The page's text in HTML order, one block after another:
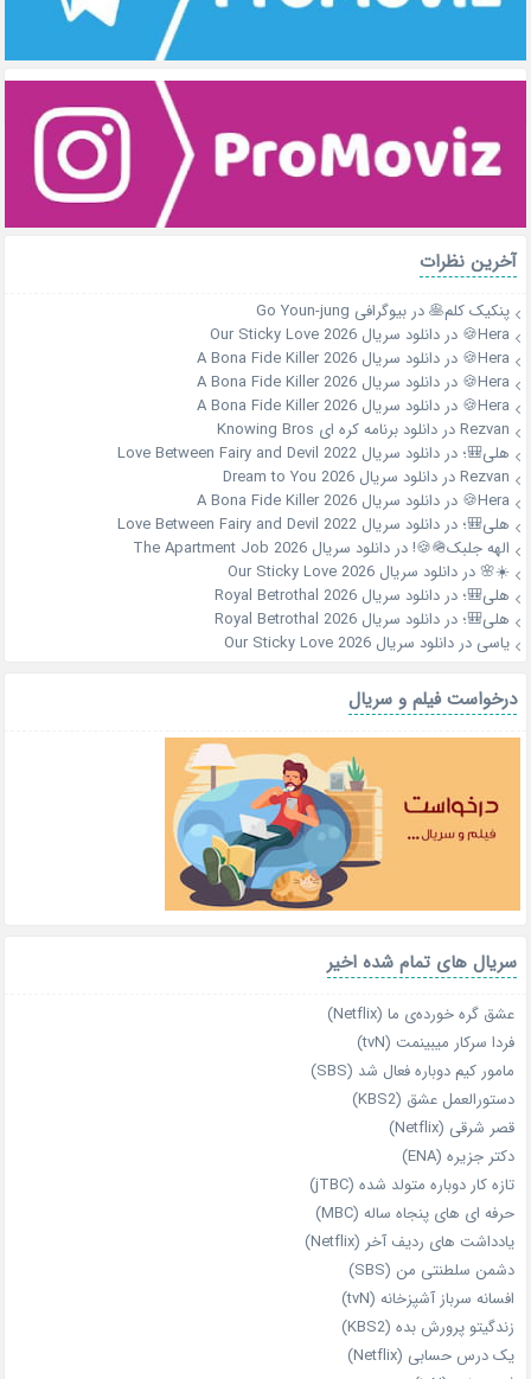
آخرین نظرات
پنکیک کلم🥞دربیوگرافی Go Youn-jung
Hera🍪
دردانلود سریال Our Sticky Love 2026
Hera🍪
دردانلود سریال A Bona Fide Killer 2026
Hera🍪
دردانلود سریال A Bona Fide Killer 2026
Hera🍪
دردانلود سریال A Bona Fide Killer 2026
Rezvanدردانلود برنامه کره ای Knowing Bros
هلی🎒؛ دردانلود سریال Love Between Fairy and Devil 2022
Rezvanدردانلود سریال Dream to You 2026
Hera🍪
دردانلود سریال A Bona Fide Killer 2026
هلی🎒؛ دردانلود سریال Love Between Fairy and Devil 2022
الهه جلبک🪖🍪!
دردانلود سریال The Apartment Job 2026
☀️🌸دردانلود سریال Our Sticky Love 2026
هلی🎒؛ دردانلود سریال Royal Betrothal 2026
هلی🎒؛ دردانلود سریال Royal Betrothal 2026
یاسی دردانلود سریال Our Sticky Love 2026
درخواست فیلم و سریال
سریال های تمام شده اخیر
عشق گره خورده‌ی ما (Netflix)
فردا سرکار میبینمت (tvN)
مامور کیم دوباره فعال شد (SBS)
دستورالعمل عشق (KBS2)
قصر شرقی (Netflix)
دکتر جزیره (ENA)
تازه‌ کار دوباره‌ متولد شده (jTBC)
حرفه‌ ای‌ های پنجاه‌ ساله (MBC)
یادداشت‌ های ردیف آخر (Netflix)
دشمن سلطنتی من (SBS)
افسانه سرباز آشپزخانه (tvN)
زندگیتو پرورش بده (KBS2)
یک درس حسابی (Netflix)